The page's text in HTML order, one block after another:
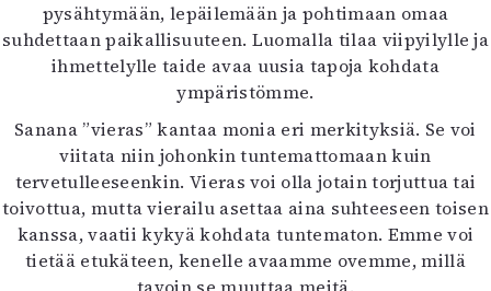
pysähtymään, lepäilemään ja pohtimaan omaa
suhdettaan paikallisuuteen. Luomalla tilaa viipyilylle ja
ihmettelylle taide avaa uusia tapoja kohdata
ympäristömme.
Sanana ”vieras” kantaa monia eri merkityksiä. Se voi
viitata niin johonkin tuntemattomaan kuin
tervetulleeseenkin. Vieras voi olla jotain torjuttua tai
toivottua, mutta vierailu asettaa aina suhteeseen toisen
kanssa, vaatii kykyä kohdata tuntematon. Emme voi
tietää etukäteen, kenelle avaamme ovemme, millä